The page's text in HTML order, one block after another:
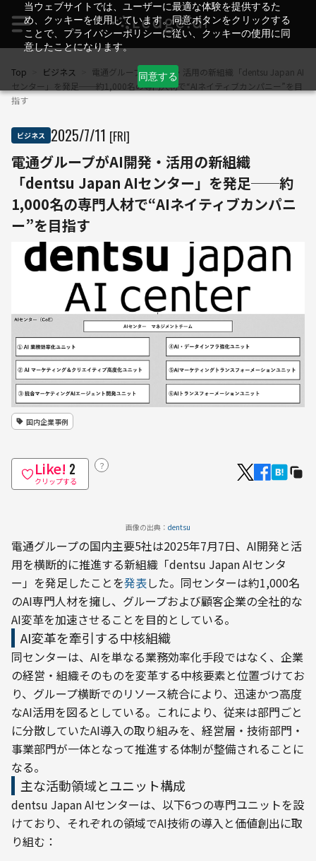
当ウェブサイトでは、ユーザーに最適な体験を提供するた
め、クッキーを使用しています。同意ボタンをクリックする
ことで、プライバシーポリシーに従い、クッキーの使用に同
意したことになります。
同意する
Top ビジネス
電通グループがAI開発・活用の新組織「dentsu Japan AI
センター」を発足──約1,000名の専門人材で“AIネイティブカンパニー”を目
指す
ビジネス 2025/7/11 [FRI]
電通グループがAI開発・活用の新組織
「dentsu Japan AIセンター」を発足──約
1,000名の専門人材で“AIネイティブカンパニ
ー”を目指す
国内企業事例
Like! 2
クリップする
？
画像の出典： dentsu
電通グループの国内主要5社は2025年7月7日、AI開発と活
用を横断的に推進する新組織「dentsu Japan AIセンタ
ー」を発足したことを発表した。同センターは約1,000名
のAI専門人材を擁し、グループおよび顧客企業の全社的な
AI変革を加速させることを目的としている。
AI変革を牽引する中核組織
同センターは、AIを単なる業務効率化手段ではなく、企業
の経営・組織そのものを変革する中核要素と位置づけてお
り、グループ横断でのリソース統合により、迅速かつ高度
なAI活用を図るとしている。これにより、従来は部門ごと
に分散していたAI導入の取り組みを、経営層・技術部門・
事業部門が一体となって推進する体制が整備されることに
なる。
主な活動領域とユニット構成
dentsu Japan AIセンターは、以下6つの専門ユニットを設
けており、それぞれの領域でAI技術の導入と価値創出に取
り組む：